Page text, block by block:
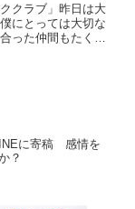
クラブ」昨日は大
にとっては大切な
った仲間もたくさ
に寄稿 感情を
？